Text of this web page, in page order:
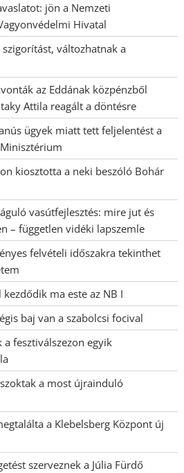
jön a Nemzeti
Hivatal
változhatnak a
az Eddának közpénzből
Attila reagált a döntésre
ügyek miatt tett feljelentést a
kiosztotta a neki beszóló Bohár
vasútfejlesztés: mire jut és
– független vidéki lapszemle
felvételi időszakra tekinthet
ma este az NB I
baj van a szabolcsi focival
fesztiválszezon egyik
a most újrainduló
a Klebelsberg Központ új
szerveznek a Júlia Fürdő